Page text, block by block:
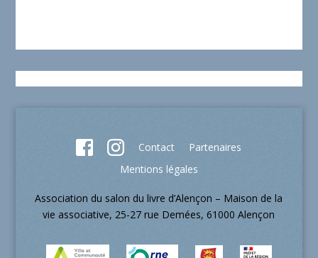
Contact
Partenaires
Mentions légales
Association du salon du livre d’Alençon – Maison de la
vie associative, 25-27 rue Demées, 61000 Alençon